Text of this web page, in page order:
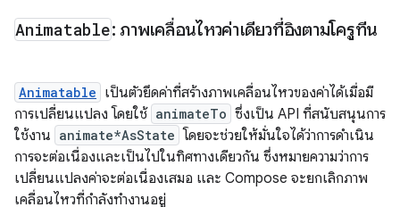
Animatable: ภาพเคลื่อนไหวค่าเดียวที่อิงตามโครูทีน
Animatable เป็นตัวยึดค่าที่สร้างภาพเคลื่อนไหวของค่าได้เมื่อมี
การเปลี่ยนแปลง โดยใช้ animateTo ซึ่งเป็น API ที่สนับสนุนการ
ใช้งาน animate*AsState โดยจะช่วยให้มั่นใจได้ว่าการดำเนิน
การจะต่อเนื่องและเป็นไปในทิศทางเดียวกัน ซึ่งหมายความว่าการ
เปลี่ยนแปลงค่าจะต่อเนื่องเสมอ และ Compose จะยกเลิกภาพ
เคลื่อนไหวที่กำลังทำงานอยู่